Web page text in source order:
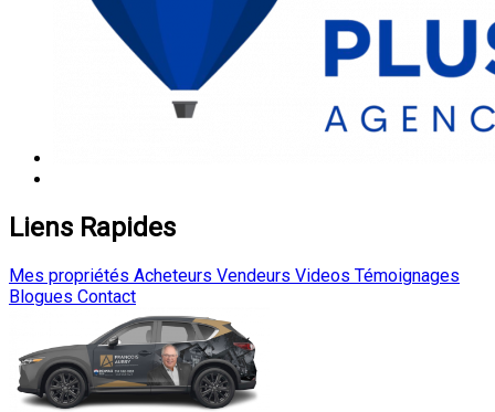
Liens Rapides
Mes propriétés Acheteurs Vendeurs Videos Témoignages
Blogues Contact